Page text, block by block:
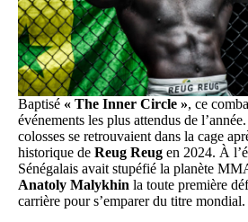
Baptisé « The Inner Circle », ce
événements les plus attendus de
colosses se retrouvaient dans la cage
historique de Reug Reug en 2024. À
Sénégalais avait stupéfié la planète
Anatoly Malykhin la toute première
carrière pour s’emparer du titre mondial.